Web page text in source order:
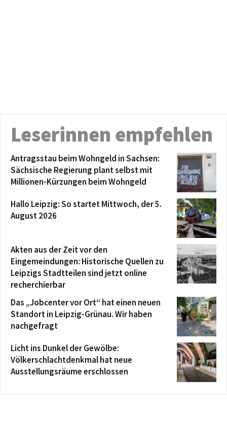
Leserinnen empfehlen
Antragsstau beim Wohngeld in Sachsen:
Sächsische Regierung plant selbst mit
Millionen-Kürzungen beim Wohngeld
Hallo Leipzig: So startet Mittwoch, der 5.
August 2026
Akten aus der Zeit vor den
Eingemeindungen: Historische Quellen zu
Leipzigs Stadtteilen sind jetzt online
recherchierbar
Das „Jobcenter vor Ort“ hat einen neuen
Standort in Leipzig-Grünau. Wir haben
nachgefragt
Licht ins Dunkel der Gewölbe:
Völkerschlachtdenkmal hat neue
Ausstellungsräume erschlossen